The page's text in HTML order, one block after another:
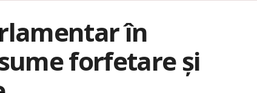
în
forfetare și